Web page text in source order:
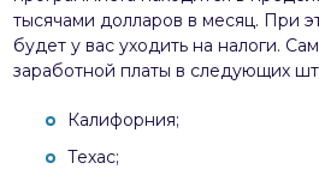
тысячами долларов в месяц. При
будет у вас уходить на налоги.
заработной платы в следующих
Калифорния;
Техас;